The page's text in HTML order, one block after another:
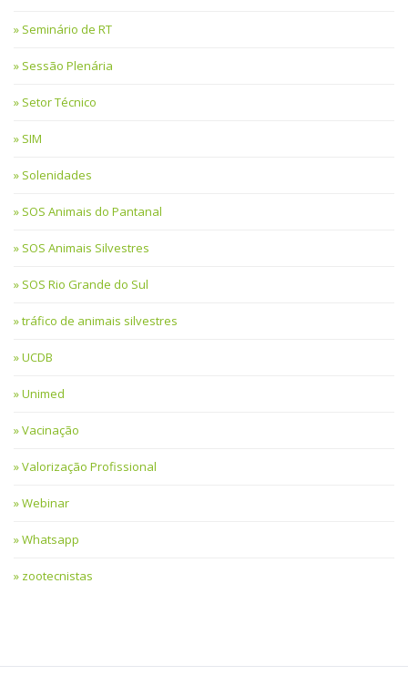
Seminário de RT
Sessão Plenária
Setor Técnico
SIM
Solenidades
SOS Animais do Pantanal
SOS Animais Silvestres
SOS Rio Grande do Sul
tráfico de animais silvestres
UCDB
Unimed
Vacinação
Valorização Profissional
Webinar
Whatsapp
zootecnistas